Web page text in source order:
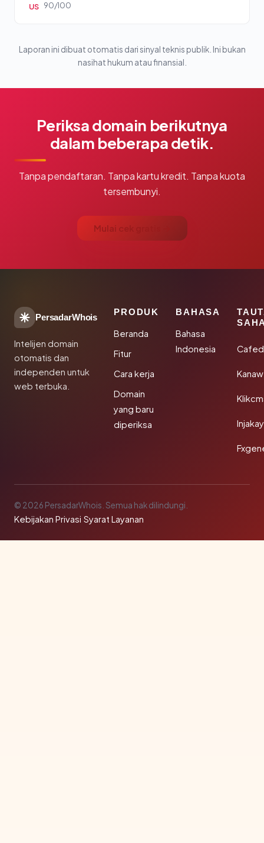
US 90/100
Laporan ini dibuat otomatis dari sinyal teknis publik. Ini bukan
nasihat hukum atau finansial.
Periksa domain berikutnya
dalam beberapa detik.
Tanpa pendaftaran. Tanpa kartu kredit. Tanpa kuota
tersembunyi.
Mulai cek gratis →
PersadarWhois
Intelijen domain
otomatis dan
independen untuk
web terbuka.
PRODUK
Beranda
Fitur
Cara kerja
Domain
yang baru
diperiksa
BAHASA
Bahasa
Indonesia
© 2026 PersadarWhois. Semua hak dilindungi.
Kebijakan Privasi·Syarat Layanan